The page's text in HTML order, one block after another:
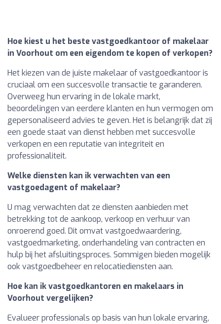
Hoe kiest u het beste vastgoedkantoor of makelaar
in Voorhout om een eigendom te kopen of verkopen?
Het kiezen van de juiste makelaar of vastgoedkantoor is
cruciaal om een succesvolle transactie te garanderen.
Overweeg hun ervaring in de lokale markt,
beoordelingen van eerdere klanten en hun vermogen om
gepersonaliseerd advies te geven. Het is belangrijk dat zij
een goede staat van dienst hebben met succesvolle
verkopen en een reputatie van integriteit en
professionaliteit.
Welke diensten kan ik verwachten van een
vastgoedagent of makelaar?
U mag verwachten dat ze diensten aanbieden met
betrekking tot de aankoop, verkoop en verhuur van
onroerend goed. Dit omvat vastgoedwaardering,
vastgoedmarketing, onderhandeling van contracten en
hulp bij het afsluitingsproces. Sommigen bieden mogelijk
ook vastgoedbeheer en relocatiediensten aan.
Hoe kan ik vastgoedkantoren en makelaars in
Voorhout vergelijken?
Evalueer professionals op basis van hun lokale ervaring,